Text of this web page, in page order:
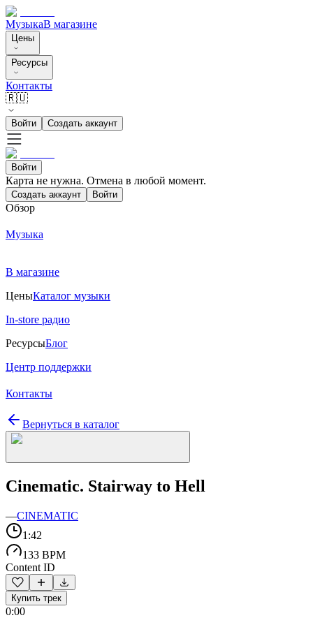
МузыкаВ магазине
Цены
Ресурсы
Контакты
🇷🇺
Войти Создать аккаунт
Войти
Карта не нужна. Отмена в любой момент.
Создать аккаунт Войти
Обзор
Музыка
В магазине
ЦеныКаталог музыки
In-store радио
РесурсыБлог
Центр поддержки
Контакты
Вернуться в каталог
Cinematic. Stairway to Hell
—CINEMATIC
1:42
133 BPM
Content ID
Купить трек
0:00